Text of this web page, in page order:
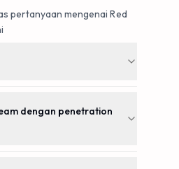
pertanyaan mengenai Red
dengan penetration